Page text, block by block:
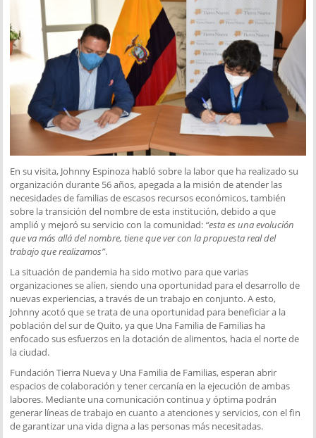
En su visita, Johnny Espinoza habló sobre la labor que ha realizado su
organización durante 56 años, apegada a la misión de atender las
necesidades de familias de escasos recursos económicos, también
sobre la transición del nombre de esta institución, debido a que
amplió y mejoró su servicio con la comunidad: “esta es una evolución
que va más allá del nombre, tiene que ver con la propuesta real del
trabajo que realizamos”.
La situación de pandemia ha sido motivo para que varias
organizaciones se alíen, siendo una oportunidad para el desarrollo de
nuevas experiencias, a través de un trabajo en conjunto. A esto,
Johnny acotó que se trata de una oportunidad para beneficiar a la
población del sur de Quito, ya que Una Familia de Familias ha
enfocado sus esfuerzos en la dotación de alimentos, hacia el norte de
la ciudad.
Fundación Tierra Nueva y Una Familia de Familias, esperan abrir
espacios de colaboración y tener cercanía en la ejecución de ambas
labores. Mediante una comunicación continua y óptima podrán
generar líneas de trabajo en cuanto a atenciones y servicios, con el fin
de garantizar una vida digna a las personas más necesitadas.